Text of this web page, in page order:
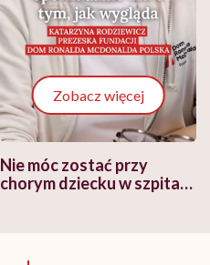
Zobacz więcej
Nie móc zostać przy
chorym dziecku w szpitalu